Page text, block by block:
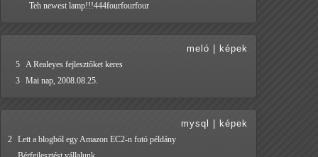
Teh newest lamp!!!444fourfourfour
meló képek
5 A Realeyes fejlesztőket keres
3 Mai nap, 2008.08.25.
mysql képek
2 Lett a blogból egy Amazon EC2-n futó példány